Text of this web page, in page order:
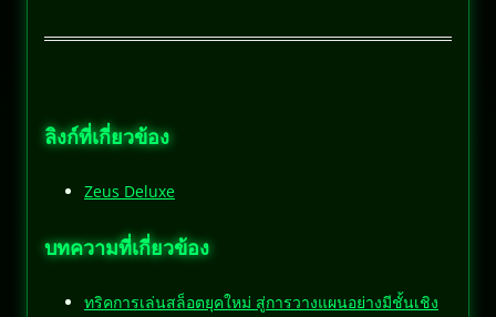
ลิงก์ที่เกี่ยวข้อง
Zeus Deluxe
บทความที่เกี่ยวข้อง
ทริคการเล่นสล็อตยุคใหม่ สู่การวางแผนอย่างมีชั้นเชิง